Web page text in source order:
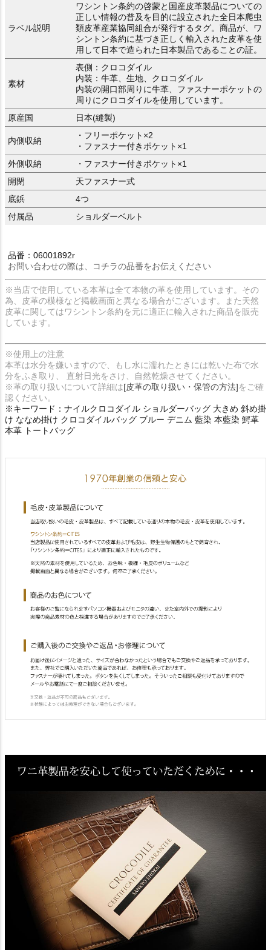
ラベル説明
ワシントン条約の啓蒙と国産皮革製品についての
正しい情報の普及を目的に設立された全日本爬虫
類皮革産業協同組合が発行するタグ。商品が、ワ
シントン条約に基づき正しく輸入された皮革を使
用して日本で造られた日本製品であることの証。
素材
表側：クロコダイル
内装：牛革、生地、クロコダイル
内装の開口部周りに牛革、ファスナーポケットの
周りにクロコダイルを使用しています。
原産国
日本(縫製)
内側収納
・フリーポケット×2
・ファスナー付きポケット×1
外側収納
・ファスナー付きポケット×1
開閉
天ファスナー式
底鋲
4つ
付属品
ショルダーベルト
品番：06001892r
お問い合わせの際は、コチラの品番をお伝えください
※当店で使用している本革は全て本物の革を使用しています。その
為、皮革の模様など掲載画面と異なる場合がございます。また天然
皮革に関してはワシントン条約を元に適正に輸入された商品を販売
しています。
※使用上の注意
本革は水分を嫌いますので、もし水に濡れたときには乾いた布で水
分をふき取り、 直射日光をさけ、自然乾燥させてください。
※革の取り扱いについて詳細は[皮革の取り扱い・保管の方法]をご確
認ください。
※キーワード：ナイルクロコダイル ショルダーバッグ 大きめ 斜め掛
け ななめ掛け クロコダイルバッグ ブルー デニム 藍染 本藍染 鰐革
本革 トートバッグ